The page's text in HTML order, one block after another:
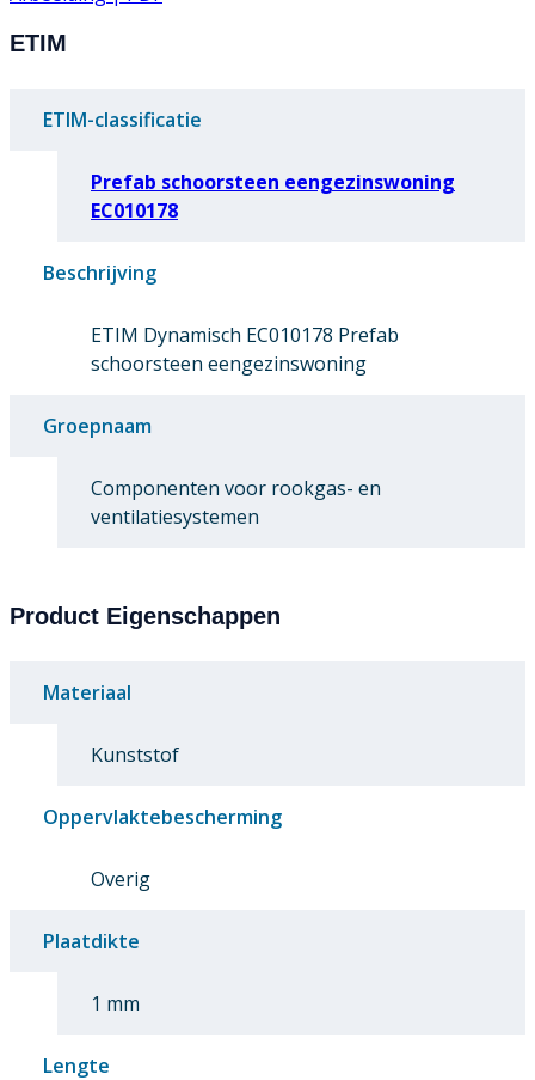
ETIM
ETIM-classificatie
Prefab schoorsteen eengezinswoning
EC010178
Beschrijving
ETIM Dynamisch EC010178 Prefab
schoorsteen eengezinswoning
Groepnaam
Componenten voor rookgas- en
ventilatiesystemen
Product Eigenschappen
Materiaal
Kunststof
Oppervlaktebescherming
Overig
Plaatdikte
1 mm
Lengte